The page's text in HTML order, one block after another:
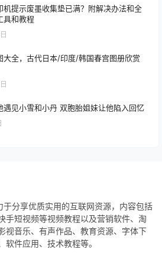
机提示废墨收集垫已满？附解决办法和全
具和教程
大全，古代日本/印度/韩国春宫图册欣赏
遇见小雪和小丹 双胞胎姐妹让他陷入回忆
分享优质实用的互联网资源，内容包括
手短视频等视频教程以及营销软件、淘
视音乐、有声作品、教育资源、字体下
件应用、技术教程等。